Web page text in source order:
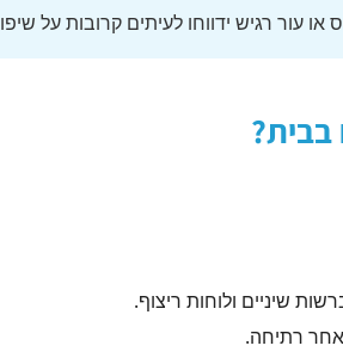
עור רגיש ידווחו לעיתים קרובות על
בבית?
שיניים ולוחות ריצוף.
רתיחה.